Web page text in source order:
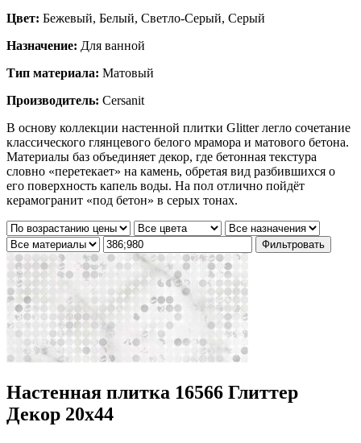
Цвет: Бежевый, Белый, Светло-Серый, Серый
Назначение: Для ванной
Тип материала: Матовый
Производитель: Cersanit
В основу коллекции настенной плитки Glitter легло сочетание
классического глянцевого белого мрамора и матового бетона.
Материалы баз объединяет декор, где бетонная текстура
словно «перетекает» на камень, обретая вид разбившихся о
его поверхность капель воды. На пол отлично пойдёт
керамогранит «под бетон» в серых тонах.
Фильтровать
Настенная плитка 16566 Глиттер
Декор 20x44